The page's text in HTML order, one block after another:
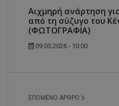
Αιχμηρή ανάρτηση
από τη σύζυγο του
(ΦΩΤΟΓΡΑΦΙΑ)
09.05.2026 - 10:00
ΕΠΌΜΕΝΟ ΆΡΘΡΟ